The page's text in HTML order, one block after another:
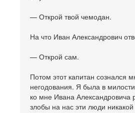
— Открой твой чемодан.
На что Иван Александрович
— Открой сам.
Потом этот капитан сознался
негодования. Я была в
ко мне Ивана Александровича
злобы на нас эти люди